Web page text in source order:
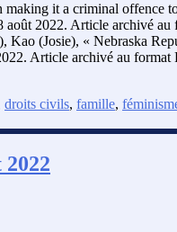
making it a criminal offence
2022. Article archivé
(Josie), « Nebraska
Article archivé au
droits civils, famille,
2022